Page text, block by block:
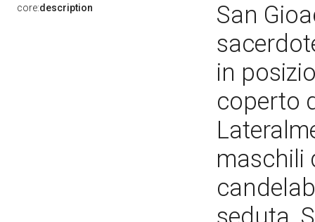
core:description
San
in
coperto
maschili
seduta.